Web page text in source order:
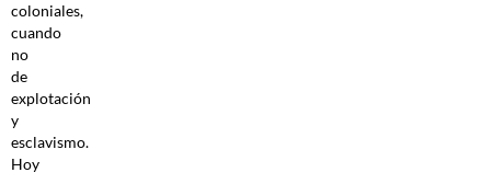
coloniales,
cuando
no
de
explotación
y
esclavismo.
Hoy